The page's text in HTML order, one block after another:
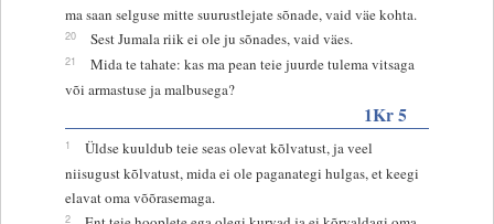
ma saan selguse mitte suurustlejate sõnade, vaid väe kohta.
20 Sest Jumala riik ei ole ju sõnades, vaid väes.
21
Mida te tahate: kas ma pean teie juurde tulema vitsaga
või armastuse ja malbusega?
1Kr 5
1
Üldse kuuldub teie seas olevat kõlvatust, ja veel
niisugust kõlvatust, mida ei ole paganategi hulgas, et keegi
elavat oma võõrasemaga.
2